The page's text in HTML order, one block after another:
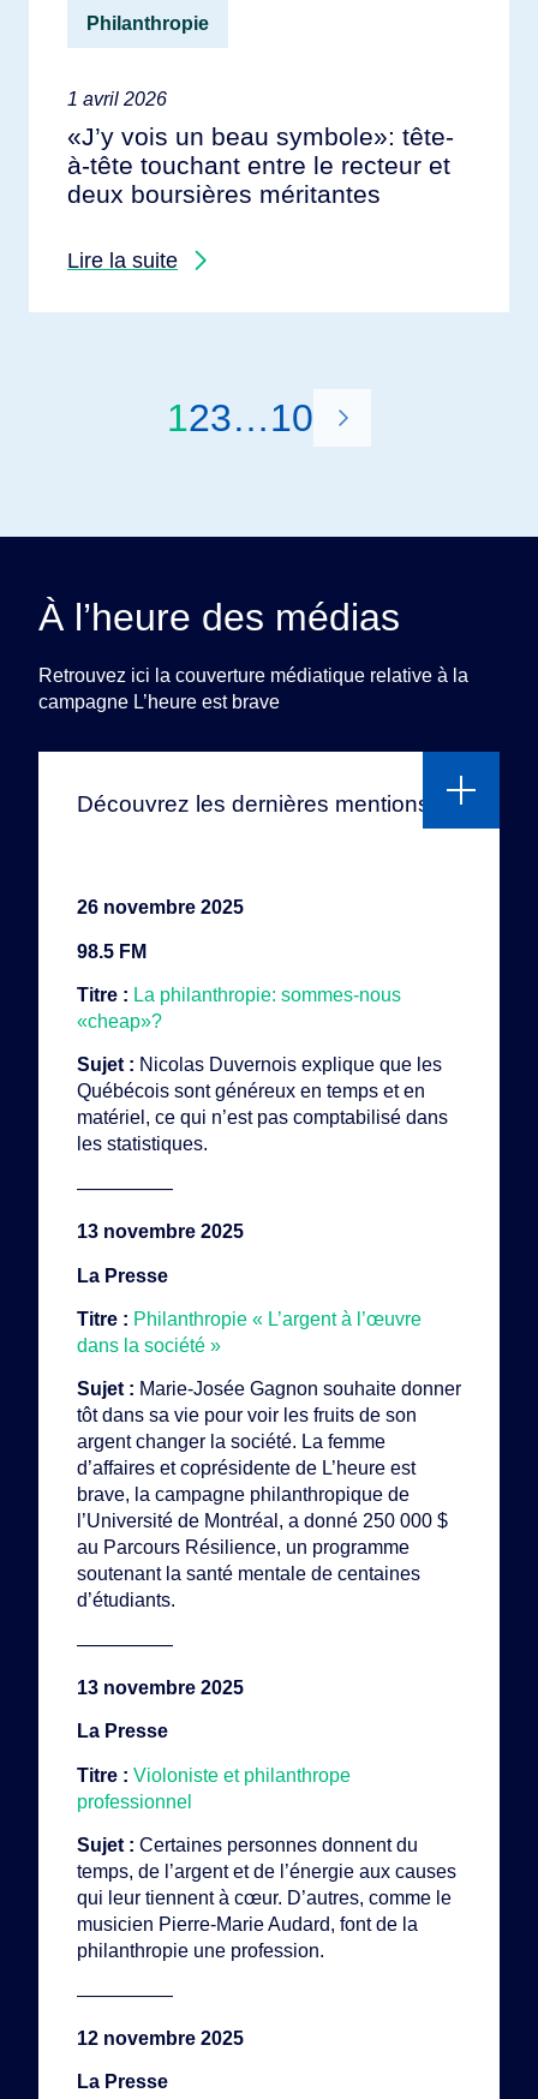
Philanthropie
1 avril 2026
«J’y vois un beau symbole»: tête-
à-tête touchant entre le recteur et
deux boursières méritantes
Lire la suite
123…10 »
À l’heure des médias
Retrouvez ici la couverture médiatique relative à la
campagne L’heure est brave
Découvrez les dernières mentions
26 novembre 2025
98.5 FM
Titre : La philanthropie: sommes-nous
«cheap»?
Sujet : Nicolas Duvernois explique que les
Québécois sont généreux en temps et en
matériel, ce qui n’est pas comptabilisé dans
les statistiques.
—————
13 novembre 2025
La Presse
Titre : Philanthropie « L’argent à l’œuvre
dans la société »
Sujet : Marie-Josée Gagnon souhaite donner
tôt dans sa vie pour voir les fruits de son
argent changer la société. La femme
d’affaires et coprésidente de L’heure est
brave, la campagne philanthropique de
l’Université de Montréal, a donné 250 000 $
au Parcours Résilience, un programme
soutenant la santé mentale de centaines
d’étudiants.
—————
13 novembre 2025
La Presse
Titre : Violoniste et philanthrope
professionnel
Sujet : Certaines personnes donnent du
temps, de l’argent et de l’énergie aux causes
qui leur tiennent à cœur. D’autres, comme le
musicien Pierre-Marie Audard, font de la
philanthropie une profession.
—————
12 novembre 2025
La Presse